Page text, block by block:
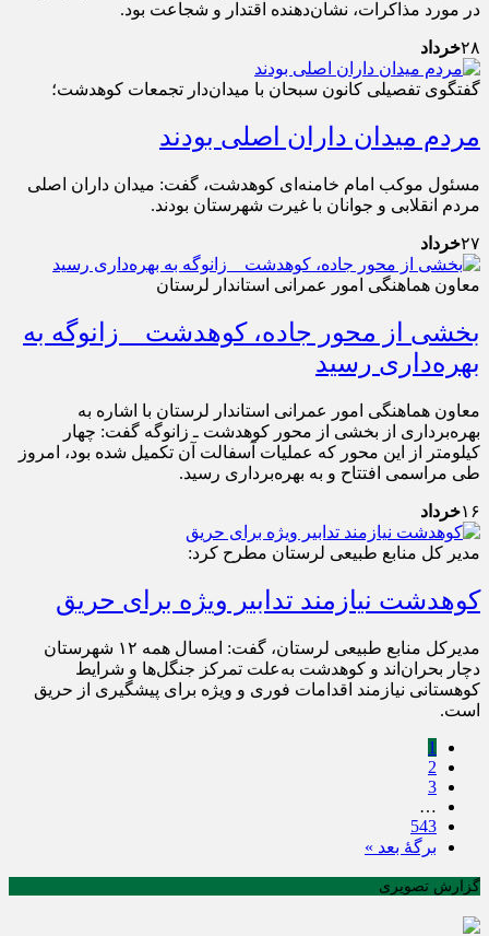
در مورد مذاکرات، نشان‌دهنده اقتدار و شجاعت بود.
۲۸خرداد
گفتگوی تفصیلی کانون سبحان با میدان‌دار تجمعات کوهدشت؛
مردم میدان داران اصلی بودند
مسئول موکب امام خامنه‌ای کوهدشت، گفت: میدان داران اصلی
مردم انقلابی و جوانان با غیرت شهرستان بودند.
۲۷خرداد
معاون هماهنگی امور عمرانی استاندار لرستان
بخشی از محور جاده، کوهدشت _ زانوگه به
بهره‌داری رسید
معاون هماهنگی امور عمرانی استاندار لرستان با اشاره به
بهره‌برداری از بخشی از محور کوهدشت ـ زانوگه گفت: چهار
کیلومتر از این محور که عملیات آسفالت آن تکمیل شده بود، امروز
طی مراسمی افتتاح و به بهره‌برداری رسید.
۱۶خرداد
مدیر کل منابع طبیعی لرستان مطرح کرد:
کوهدشت نیازمند تدابیر ویژه برای حریق
مدیرکل منابع طبیعی لرستان، گفت: امسال همه ۱۲ شهرستان
دچار بحران‌اند و کوهدشت به‌علت تمرکز جنگل‌ها و شرایط
کوهستانی نیازمند اقدامات فوری و ویژه برای پیشگیری از حریق
است.
1
2
3
…
543
برگهٔ بعد »
گزارش تصویری